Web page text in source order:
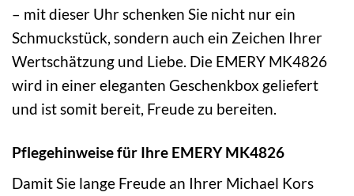
– mit dieser Uhr schenken Sie nicht nur ein
Schmuckstück, sondern auch ein Zeichen Ihrer
Wertschätzung und Liebe. Die EMERY MK4826
wird in einer eleganten Geschenkbox geliefert
und ist somit bereit, Freude zu bereiten.
Pflegehinweise für Ihre EMERY MK4826
Damit Sie lange Freude an Ihrer Michael Kors